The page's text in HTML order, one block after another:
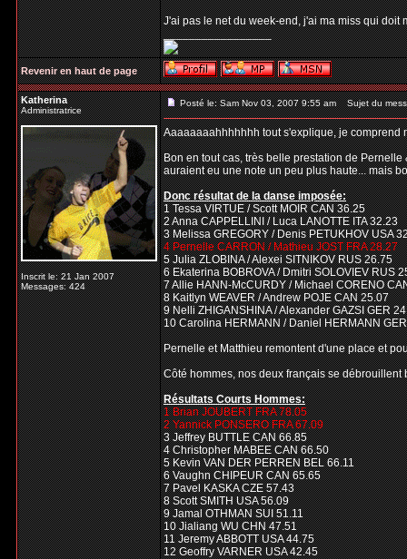
J'ai pas le net du week-end, j'ai ma miss qui
_________________
Revenir en haut de page
Katherina
Administratrice
Inscrit le: 21 Jan 2007
Messages: 424
Posté le: Sam Nov 03, 2007 9:55 am Sujet du
Aaaaaaaahhhhhhh tout s'explique, je comprend
Bon en tout cas, très belle prestation de
auraient eu une note un peu plus haute... mais
Donc résultat de la danse imposée:
1 Tessa VIRTUE / Scott MOIR CAN 36.25
2 Anna CAPPELLINI / Luca LANOTTE ITA 32.23
3 Melissa GREGORY / Denis PETUKHOV USA
4 Pernelle CARRON / Mathieu JOST FRA 28.27
5 Julia ZLOBINA / Alexei SITNIKOV RUS 26.75
6 Ekaterina BOBROVA / Dmitri SOLOVIEV RUS
7 Allie HANN-McCURDY / Michael CORENO
8 Kaitlyn WEAVER / Andrew POJE CAN 25.07
9 Nelli ZHIGANSHINA / Alexander GAZSI GER
10 Carolina HERMANN / Daniel HERMANN
Pernelle et Matthieu remontent d'une place et
Côté hommes, nos deux français se
Résultats Courts Hommes:
1 Brian JOUBERT FRA 78.05
2 Yannick PONSERO FRA 67.09
3 Jeffrey BUTTLE CAN 66.85
4 Christopher MABEE CAN 66.50
5 Kevin VAN DER PERREN BEL 66.11
6 Vaughn CHIPEUR CAN 65.65
7 Pavel KASKA CZE 57.43
8 Scott SMITH USA 56.09
9 Jamal OTHMAN SUI 51.11
10 Jialiang WU CHN 47.51
11 Jeremy ABBOTT USA 44.75
12 Geoffry VARNER USA 42.45